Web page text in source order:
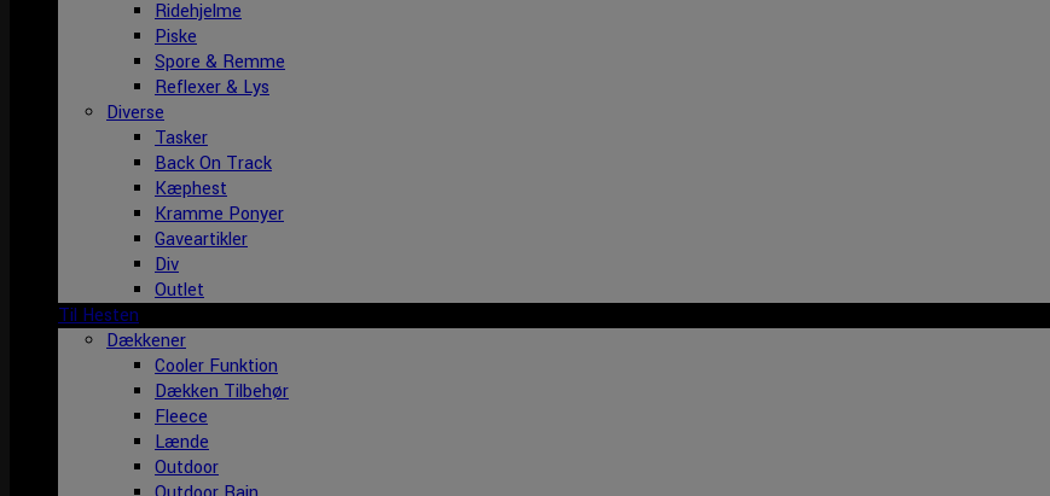
Ridehjelme
Piske
Spore & Remme
Reflexer & Lys
Diverse
Tasker
Back On Track
Kæphest
Kramme Ponyer
Gaveartikler
Div
Outlet
Til Hesten
Dækkener
Cooler Funktion
Dækken Tilbehør
Fleece
Lænde
Outdoor